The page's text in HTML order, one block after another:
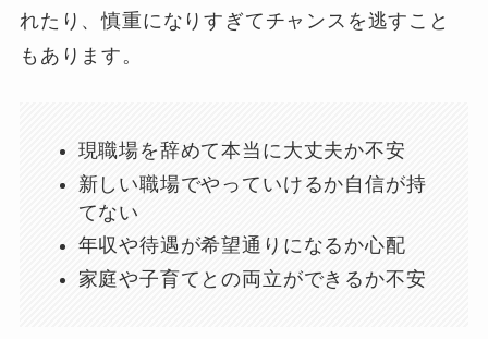
れたり、慎重になりすぎてチャンスを逃すこと
もあります。
現職場を辞めて本当に大丈夫か不安
新しい職場でやっていけるか自信が持
てない
年収や待遇が希望通りになるか心配
家庭や子育てとの両立ができるか不安